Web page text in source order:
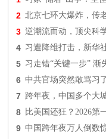
2 北京七环大爆炸，传
3 逆潮流而动，顶尖科
4 习遭降维打击，新华
5 习走错“关键一步” 渐
6 中共官场突然敢骂习
7 跨年夜，中国多个大
8 比美国还狂？2026第
9 中国跨年夜万人倒数